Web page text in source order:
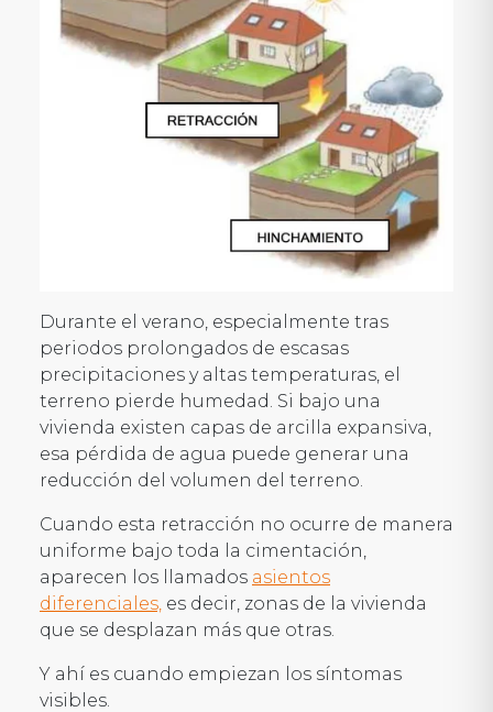
Durante el verano, especialmente tras
periodos prolongados de escasas
precipitaciones y altas temperaturas, el
terreno pierde humedad. Si bajo una
vivienda existen capas de arcilla expansiva,
esa pérdida de agua puede generar una
reducción del volumen del terreno.
Cuando esta retracción no ocurre de manera
uniforme bajo toda la cimentación,
aparecen los llamados asientos
diferenciales, es decir, zonas de la vivienda
que se desplazan más que otras.
Y ahí es cuando empiezan los síntomas
visibles.